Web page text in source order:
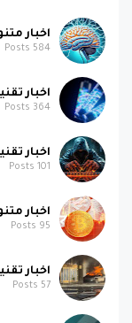
اخبار
584
اخبار
364
اخبار
101
اخبار
95
اخبار
57